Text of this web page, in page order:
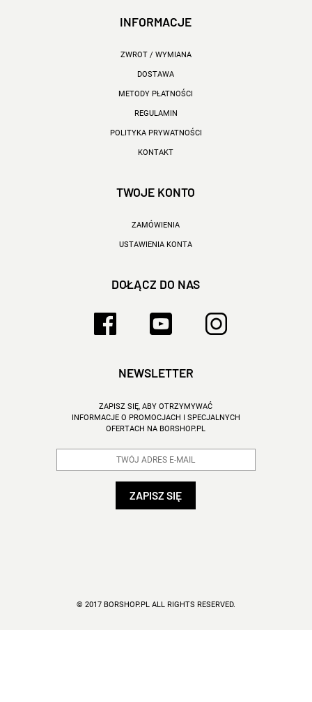
INFORMACJE
ZWROT / WYMIANA
DOSTAWA
METODY PŁATNOŚCI
REGULAMIN
POLITYKA PRYWATNOŚCI
KONTAKT
TWOJE KONTO
ZAMÓWIENIA
USTAWIENIA KONTA
DOŁĄCZ DO NAS
NEWSLETTER
ZAPISZ SIĘ, ABY OTRZYMYWAĆ
INFORMACJE O PROMOCJACH I SPECJALNYCH
OFERTACH NA BORSHOP.PL
© 2017 BORSHOP.PL ALL RIGHTS RESERVED.